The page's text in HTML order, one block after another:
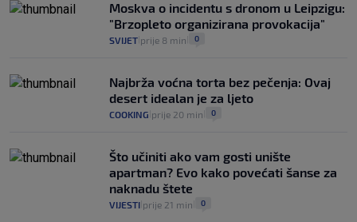
pacijenata izvan mjesta prebivališta?
|1. kol. 1
Moskva o incidentu s dronom u Leipzigu:
"Brzopleto organizirana provokacija"
SVIJET prije 8 min 0
Najbrža voćna torta bez pečenja: Ovaj
desert idealan je za ljeto
COOKING prije 20 min 0
Što učiniti ako vam gosti unište
apartman? Evo kako povećati šanse za
naknadu štete
VIJESTI prije 21 min 0